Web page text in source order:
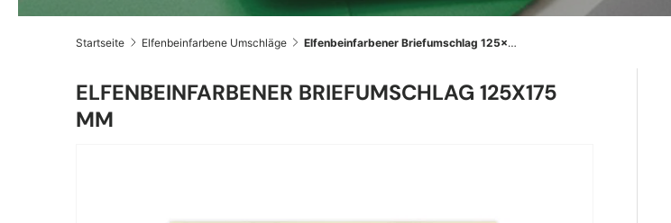
Startseite Elfenbeinfarbene Umschläge Elfenbeinfarbener Briefumschlag 125x175 mm
ELFENBEINFARBENER BRIEFUMSCHLAG 125X175
MM